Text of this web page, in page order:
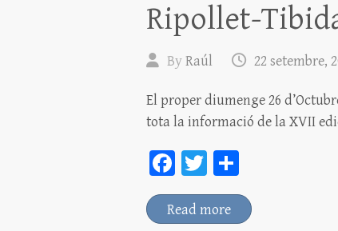
Ripollet-
ByRaúl 22 setembre,
El proper diumenge 26
tota la informació de la XVII
Fa
ce
bo
T
wi
tt
o
m
Read more